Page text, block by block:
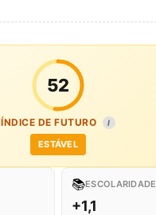
52
ÍNDICE DE FUTURO I
ESTÁVEL
📚ESCOLARIDADE
+1,1